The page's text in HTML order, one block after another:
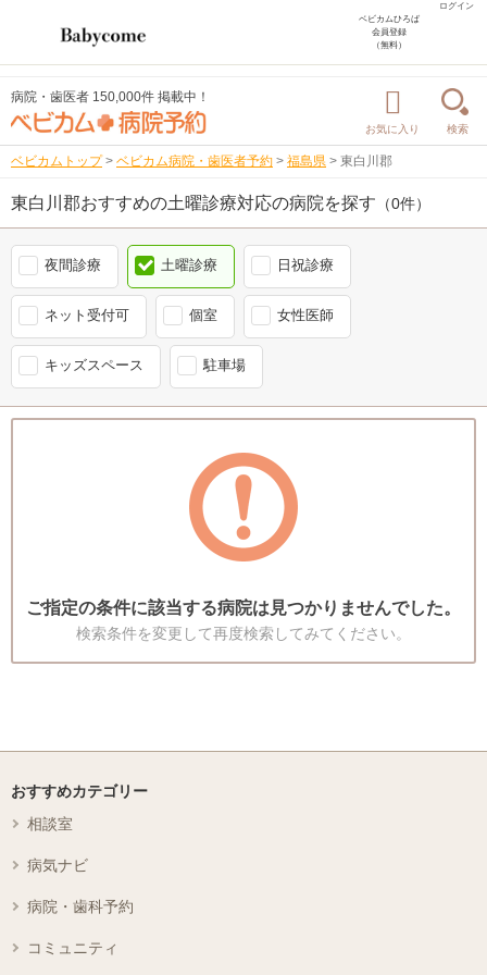
ログイン
ベビカムひろば
会員登録
（無料）
病院・歯医者 150,000件 掲載中！
お気に入り 検索
ベビカムトップ > ベビカム病院・歯医者予約 > 福島県 > 東白川郡
東白川郡おすすめの土曜診療対応の病院を探す （0件）
夜間診療 土曜診療 日祝診療
ネット受付可 個室 女性医師
キッズスペース 駐車場
ご指定の条件に該当する病院は見つかりませんでした。
検索条件を変更して再度検索してみてください。
おすすめカテゴリー
相談室
病気ナビ
病院・歯科予約
コミュニティ